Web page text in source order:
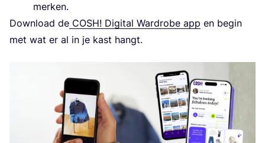
merken.
Down­load de COSH! Digi­tal Ward­ro­be app en begin
met wat er al in je kast hangt.